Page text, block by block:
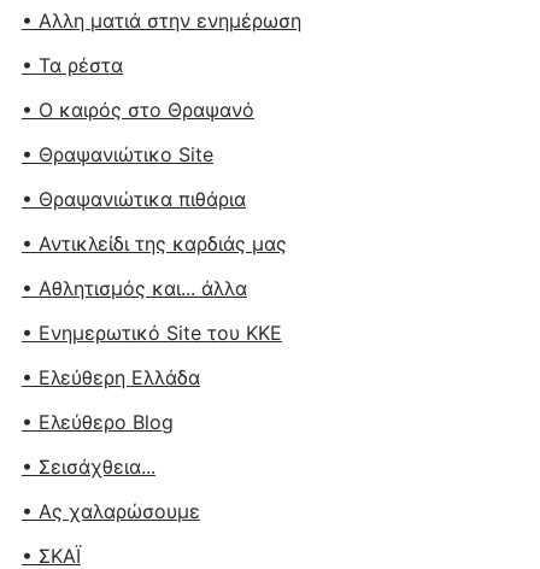
• Αλλη ματιά στην ενημέρωση
• Τα ρέστα
• Ο καιρός στο Θραψανό
• Θραψανιώτικο Site
• Θραψανιώτικα πιθάρια
• Αντικλείδι της καρδιάς μας
• Αθλητισμός και... άλλα
• Ενημερωτικό Site του ΚΚΕ
• Ελεύθερη Ελλάδα
• Ελεύθερο Blog
• Σεισάχθεια...
• Ας χαλαρώσουμε
• ΣΚΑΪ